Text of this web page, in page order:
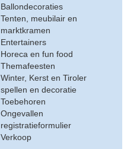
Ballondecoraties
Tenten, meubilair en
marktkramen
Entertainers
Horeca en fun food
Themafeesten
Winter, Kerst en Tiroler
spellen en decoratie
Toebehoren
Ongevallen
registratieformulier
Verkoop